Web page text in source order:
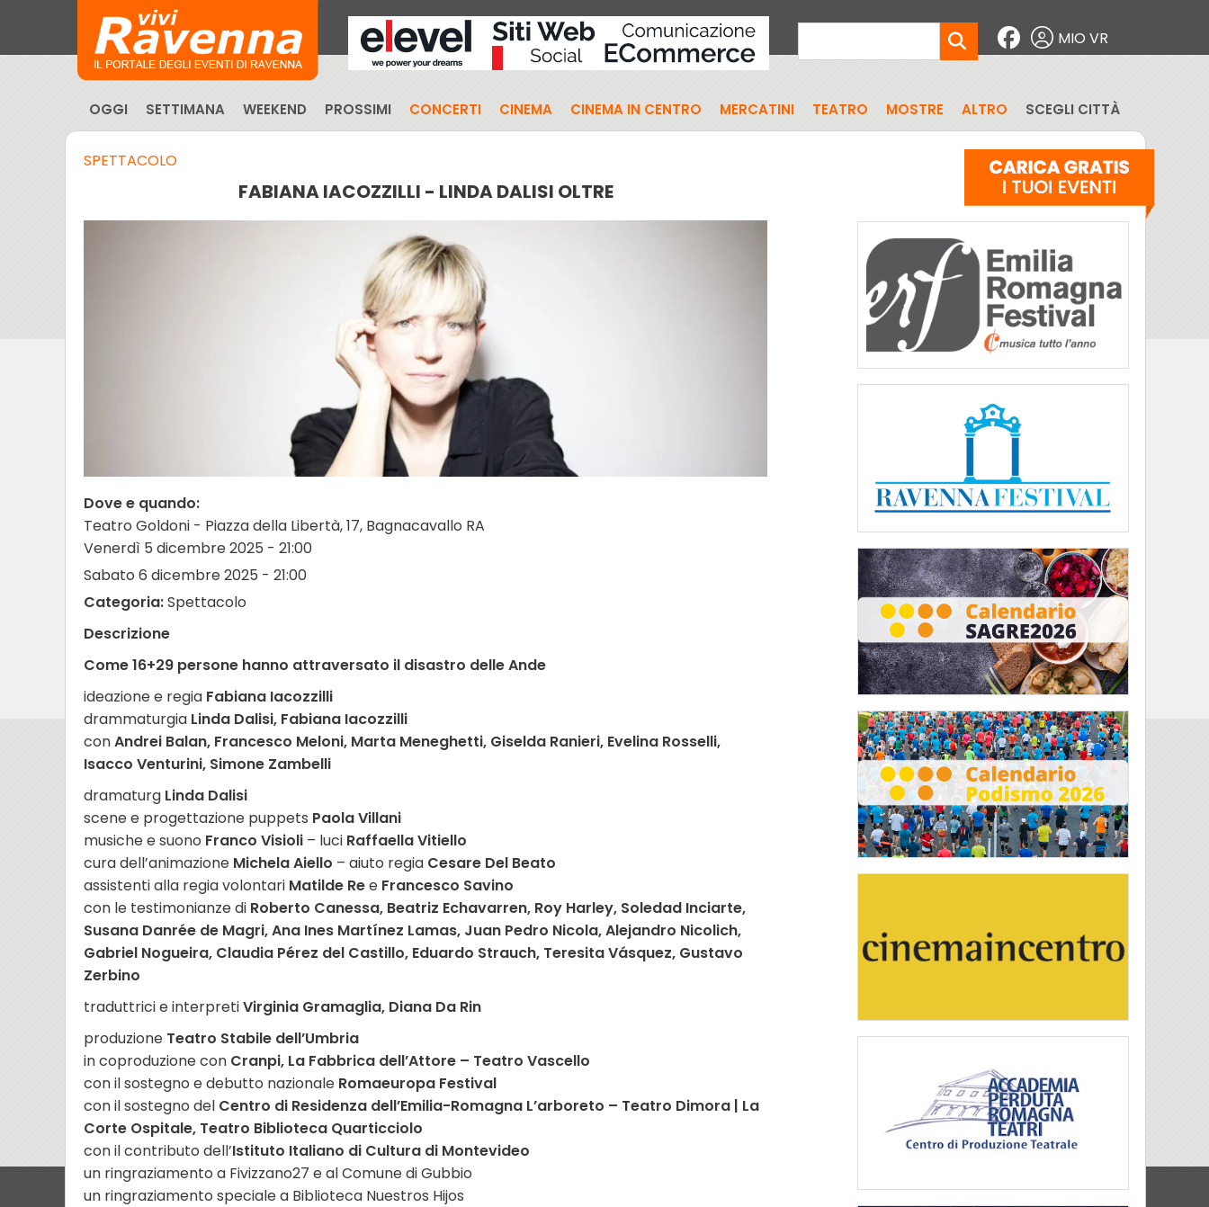
MIO VR
OGGI SETTIMANA WEEKEND PROSSIMI CONCERTI CINEMA CINEMA IN CENTRO MERCATINI TEATRO MOSTRE ALTRO SCEGLI CITTÀ
SPETTACOLO
FABIANA IACOZZILLI - LINDA DALISI OLTRE
Dove e quando:
Teatro Goldoni - Piazza della Libertà, 17, Bagnacavallo RA
Venerdì 5 dicembre 2025 - 21:00
Sabato 6 dicembre 2025 - 21:00
Categoria:Spettacolo
Descrizione
Come 16+29 persone hanno attraversato il disastro delle Ande
ideazione e regia Fabiana Iacozzilli
drammaturgia Linda Dalisi, Fabiana Iacozzilli
conAndrei Balan, Francesco Meloni, Marta Meneghetti, Giselda Ranieri, Evelina Rosselli,
Isacco Venturini, Simone Zambelli
dramaturg Linda Dalisi
scene e progettazione puppets Paola Villani
musiche e suono Franco Visioli – luci Raffaella Vitiello
cura dell’animazione Michela Aiello – aiuto regia Cesare Del Beato
assistenti alla regia volontari Matilde Ree Francesco Savino
con le testimonianze di Roberto Canessa, Beatriz Echavarren, Roy Harley, Soledad Inciarte,
Susana Danrée de Magri, Ana Ines Martínez Lamas, Juan Pedro Nicola, Alejandro Nicolich,
Gabriel Nogueira, Claudia Pérez del Castillo, Eduardo Strauch, Teresita Vásquez, Gustavo
Zerbino
traduttrici e interpretiVirginia Gramaglia, Diana Da Rin
produzione Teatro Stabile dell’Umbria
in coproduzione con Cranpi, La Fabbrica dell’Attore – Teatro Vascello
con il sostegno e debutto nazionale Romaeuropa Festival
con il sostegno del Centro di Residenza dell’Emilia-Romagna L’arboreto – Teatro Dimora | La
Corte Ospitale, Teatro Biblioteca Quarticciolo
con il contributo dell’Istituto Italiano di Cultura di Montevideo
un ringraziamento a Fivizzano27 e al Comune di Gubbio
un ringraziamento speciale a Biblioteca Nuestros Hijos